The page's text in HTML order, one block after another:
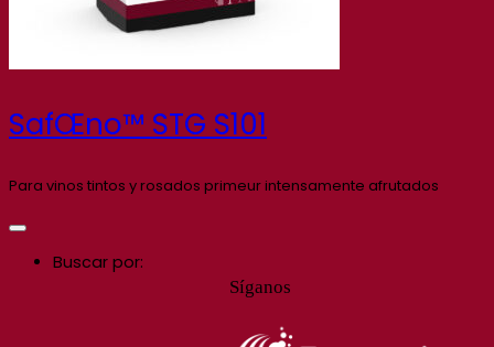
SafŒno™ STG S101
Para vinos tintos y rosados primeur intensamente afrutados
Síganos
Buscar por: